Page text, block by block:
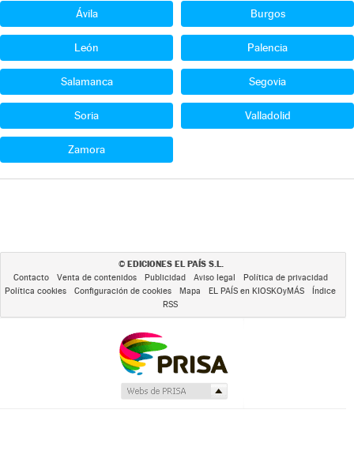
Ávila Burgos
León Palencia
Salamanca Segovia
Soria Valladolid
Zamora
© EDICIONES EL PAÍS S.L.
Contacto Venta de contenidos Publicidad Aviso legal
Política de privacidad
Política cookies
Configuración de cookies Mapa EL PAÍS en KIOSKOyMÁS
Índice
RSS